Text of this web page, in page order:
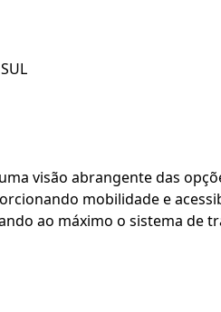
visão abrangente das
mobilidade e
ao máximo o sistema de